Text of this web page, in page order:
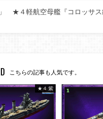
」 ★４軽航空母艦『コロッサス
こちらの記事も人気です。
★４ 紫